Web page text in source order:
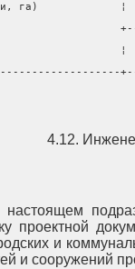
га)
¦
4.12.
проектной
и
и сооружений